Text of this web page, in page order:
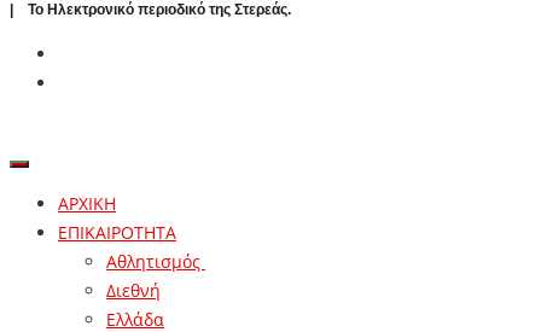
| To Ηλεκτρονικό περιοδικό της Στερεάς.
ΑΡΧΙΚΗ
ΕΠΙΚΑΙΡΟΤΗΤΑ
Αθλητισμός
Διεθνή
Ελλάδα